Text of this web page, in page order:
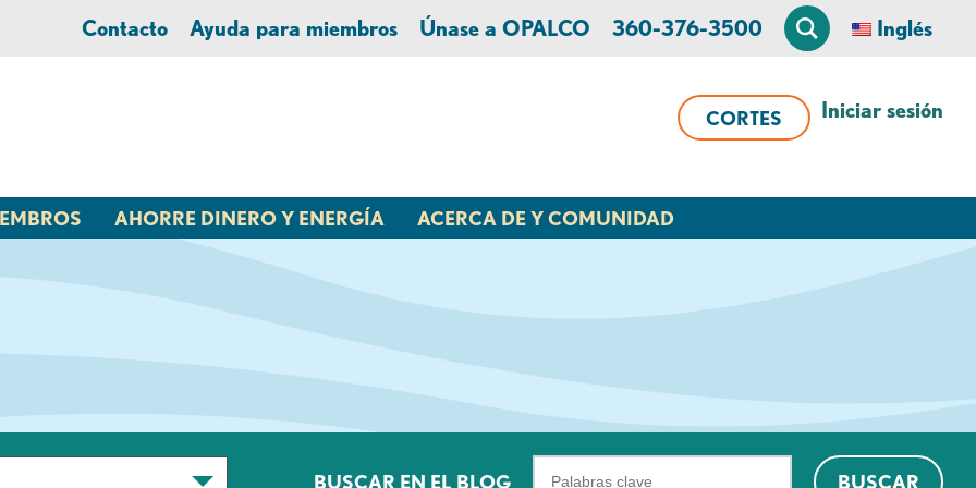
Contacto Ayuda para miembros Únase a OPALCO 360-376-3500 Inglés
CORTES Iniciar sesión
AHORRE DINERO Y ENERGÍA ACERCA DE Y COMUNIDAD
BUSCAR EN EL BLOG BUSCAR